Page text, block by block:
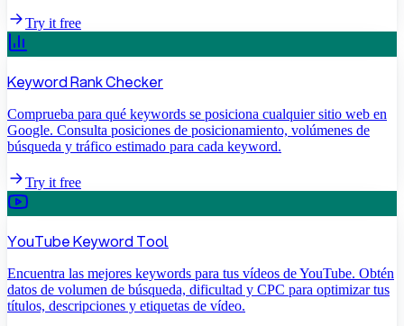
Try it free
Keyword Rank Checker
Comprueba para qué keywords se posiciona cualquier sitio web en
Google. Consulta posiciones de posicionamiento, volúmenes de
búsqueda y tráfico estimado para cada keyword.
Try it free
YouTube Keyword Tool
Encuentra las mejores keywords para tus vídeos de YouTube. Obtén
datos de volumen de búsqueda, dificultad y CPC para optimizar tus
títulos, descripciones y etiquetas de vídeo.